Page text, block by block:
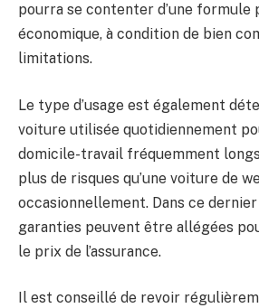
pourra se contenter d’une formule
économique, à condition de bien
limitations.
Le type d’usage est également
voiture utilisée quotidiennement
domicile-travail fréquemment
plus de risques qu’une voiture de
occasionnellement. Dans ce
garanties peuvent être allégées
le prix de l’assurance.
Il est conseillé de revoir